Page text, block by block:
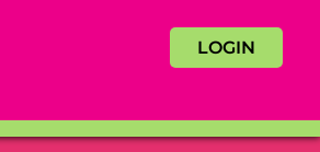
LOGIN